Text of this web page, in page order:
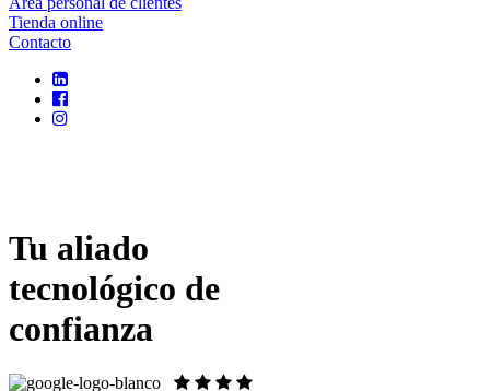
Tienda online
Contacto
Tu aliado
tecnológico de
confianza